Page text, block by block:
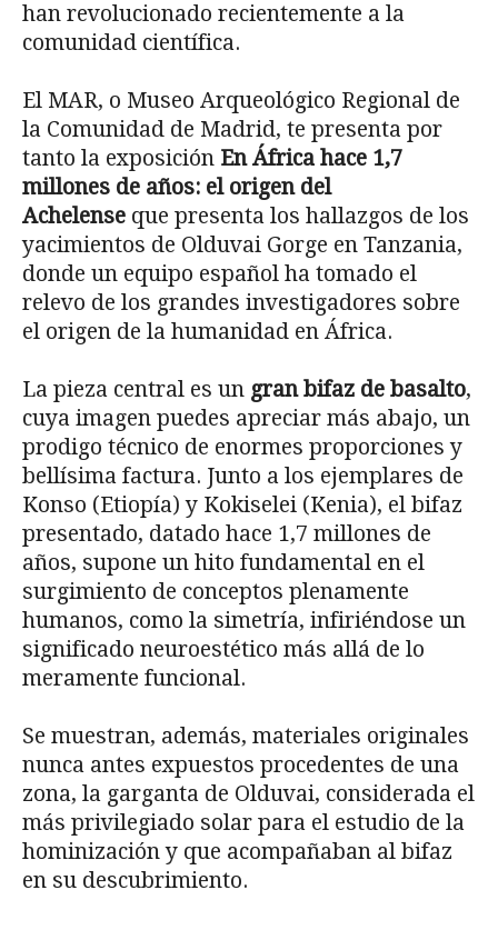
han revolucionado recientemente a la
comunidad científica.
El MAR, o Museo Arqueológico Regional de
la Comunidad de Madrid, te presenta por
tanto la exposición En África hace 1,7
millones de años: el origen del
Achelense que presenta los hallazgos de los
yacimientos de Olduvai Gorge en Tanzania,
donde un equipo español ha tomado el
relevo de los grandes investigadores sobre
el origen de la humanidad en África.
La pieza central es un gran bifaz de basalto,
cuya imagen puedes apreciar más abajo, un
prodigo técnico de enormes proporciones y
bellísima factura. Junto a los ejemplares de
Konso (Etiopía) y Kokiselei (Kenia), el bifaz
presentado, datado hace 1,7 millones de
años, supone un hito fundamental en el
surgimiento de conceptos plenamente
humanos, como la simetría, infiriéndose un
significado neuroestético más allá de lo
meramente funcional.
Se muestran, además, materiales originales
nunca antes expuestos procedentes de una
zona, la garganta de Olduvai, considerada el
más privilegiado solar para el estudio de la
hominización y que acompañaban al bifaz
en su descubrimiento.